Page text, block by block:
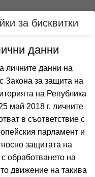
Вход
ГЪРЦИЯ
Филтри
за бисквитки
данни
данни на
Закона за защита на
на Република
май 2018 г. личните
в съответствие с
парламент и
защитата на
обработването на
движение на такива